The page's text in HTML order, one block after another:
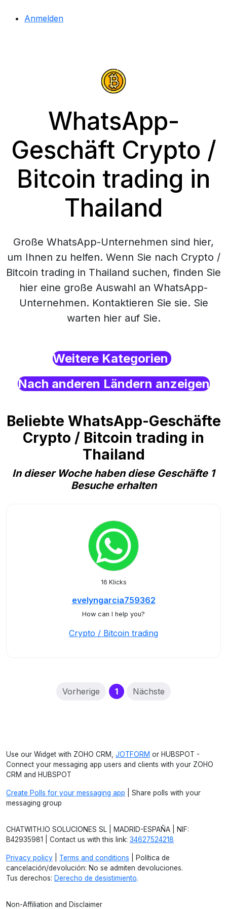
Anmelden
WhatsApp-
Geschäft Crypto /
Bitcoin trading in
Thailand
Große WhatsApp-Unternehmen sind hier,
um Ihnen zu helfen. Wenn Sie nach Crypto /
Bitcoin trading in Thailand suchen, finden Sie
hier eine große Auswahl an WhatsApp-
Unternehmen. Kontaktieren Sie sie. Sie
warten hier auf Sie.
Weitere Kategorien
Nach anderen Ländern anzeigen
Beliebte WhatsApp-Geschäfte
Crypto / Bitcoin trading in
Thailand
In dieser Woche haben diese Geschäfte 1
Besuche erhalten
16 Klicks
evelyngarcia759362
How can I help you?
Crypto / Bitcoin trading
Vorherige 1(current)
Nächste
Use our Widget with ZOHO CRM, JOTFORM or HUBSPOT -
Connect your messaging app users and clients with your ZOHO
CRM and HUBSPOT
Create Polls for your messaging app | Share polls with your
messaging group
CHATWITH.IO SOLUCIONES SL | MADRID-ESPAÑA | NIF:
B42935981 | Contact us with this link: 34627524218
Privacy policy Terms and conditions | Política de
cancelación/devolución: No se admiten devoluciones.
Tus derechos: Derecho de desistimiento.
Non-Affiliation and Disclaimer